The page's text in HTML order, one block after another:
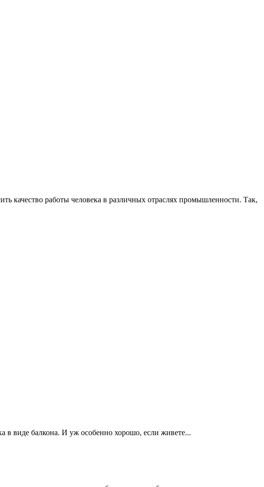
качество работы человека в различных отраслях промышленности. Так,
в виде балкона. И уж особенно хорошо, если живете...